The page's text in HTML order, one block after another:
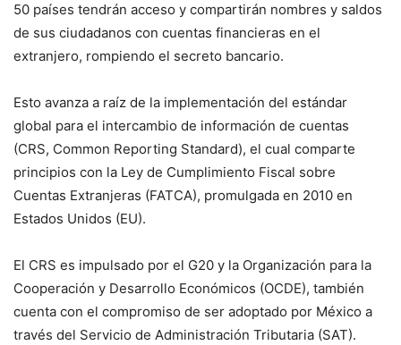
50 países tendrán acceso y compartirán nombres y saldos
de sus ciudadanos con cuentas financieras en el
extranjero, rompiendo el secreto bancario.
Esto avanza a raíz de la implementación del estándar
global para el intercambio de información de cuentas
(CRS, Common Reporting Standard), el cual comparte
principios con la Ley de Cumplimiento Fiscal sobre
Cuentas Extranjeras (FATCA), promulgada en 2010 en
Estados Unidos (EU).
El CRS es impulsado por el G20 y la Organización para la
Cooperación y Desarrollo Económicos (OCDE), también
cuenta con el compromiso de ser adoptado por México a
través del Servicio de Administración Tributaria (SAT).